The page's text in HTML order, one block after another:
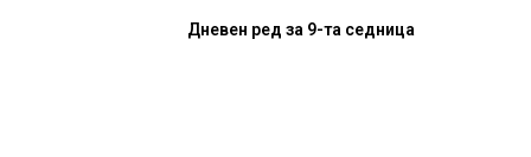
Дневен ред за 9-та седница